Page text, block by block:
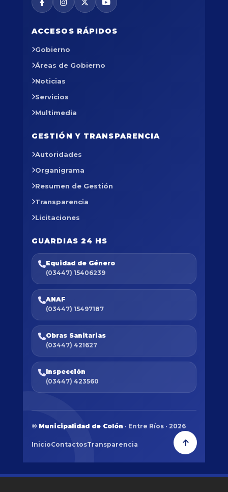
ACCESOS RÁPIDOS
Gobierno
Áreas de Gobierno
Noticias
Servicios
Multimedia
GESTIÓN Y TRANSPARENCIA
Autoridades
Organigrama
Resumen de Gestión
Transparencia
Licitaciones
GUARDIAS 24 HS
Equidad de Género
(03447) 15406239
ANAF
(03447) 15497187
Obras Sanitarias
(03447) 421627
Inspección
(03447) 423560
© Municipalidad de Colón · Entre Ríos · 2026
InicioContactosTransparencia